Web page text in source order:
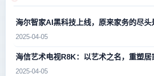
海尔智家AI黑科技上线，原来家务的尽头
2025-04-05
海信艺术电视R8K：以艺术之名，重塑居
2025-04-05